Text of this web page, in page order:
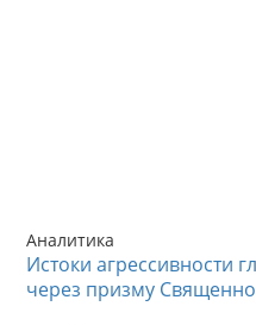
Аналитика
Истоки агрессивности
через призму